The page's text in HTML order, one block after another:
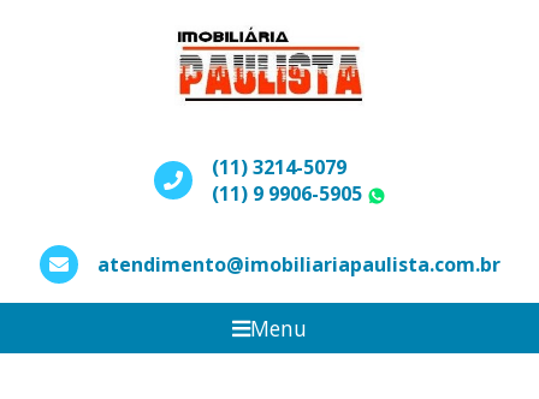
(11) 3214-5079
(11) 9 9906-5905
atendimento@imobiliariapaulista.com.br
Menu